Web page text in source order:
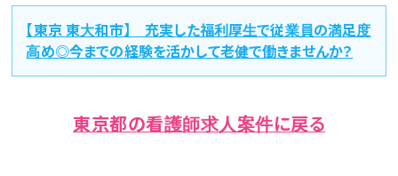
【東京 東大和市】 充実した福利厚生で従業員の満足度
高め◎今までの経験を活かして老健で働きませんか？
東京都の看護師求人案件に戻る